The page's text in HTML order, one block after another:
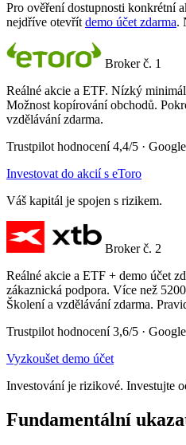
Pro ověření dostupnosti konkrétní
nejdříve otevřít demo účet zdarma.
Broker č. 1
Reálné akcie a ETF. Nízký
Možnost kopírování obchodů.
vzdělávání zdarma.
Trustpilot hodnocení 4,4/5 ·
Investovat do akcií s eToro
Váš kapitál je spojen s rizikem.
Broker č. 2
Reálné akcie a ETF + demo účet
zákaznická podpora. Více než
Školení a vzdělávání zdarma.
Trustpilot hodnocení 3,6/5 ·
Vyzkoušet demo účet
Investování je rizikové. Investujte
Fundamentální